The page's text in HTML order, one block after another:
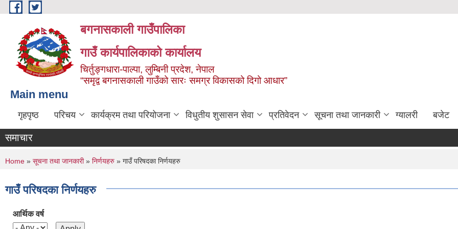
Skip to main content
बगनासकाली गाउँपालिका
गाउँ कार्यपालिकाको कार्यालय
चिर्तुङ्गधारा-पाल्पा, लुम्बिनी प्रदेश, नेपाल
“समृद्व बगनासकाली गाउँको सारः समग्र विकासको दिगो आधार”
Main menu
गृहपृष्ठ परिचय कार्यक्रम तथा परियोजना विधुतीय शुसासन सेवा प्रतिवेदन सूचना तथा जानकारी ग्यालरी बजेट
समाचार
You are here
Home » सूचना तथा जानकारी» निर्णयहरु » गाउँ परिषदका निर्णयहरु
गाउँ परिषदका निर्णयहरु
आर्थिक वर्ष